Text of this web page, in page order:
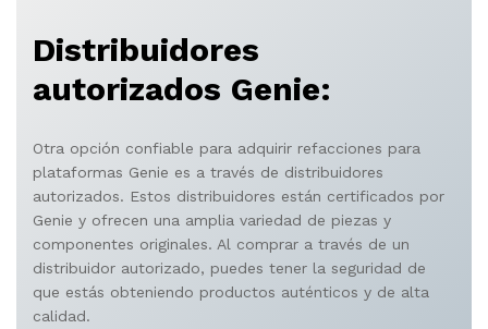
Distribuidores
autorizados Genie:
Otra opción confiable para adquirir refacciones para
plataformas Genie es a través de distribuidores
autorizados. Estos distribuidores están certificados por
Genie y ofrecen una amplia variedad de piezas y
componentes originales. Al comprar a través de un
distribuidor autorizado, puedes tener la seguridad de
que estás obteniendo productos auténticos y de alta
calidad.